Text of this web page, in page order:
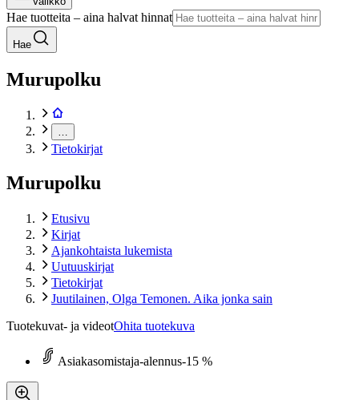
Hae tuotteita – aina halvat hinnat
Hae
Murupolku
Tietokirjat
Murupolku
Etusivu
Kirjat
Ajankohtaista lukemista
Uutuuskirjat
Tietokirjat
Juutilainen, Olga Temonen. Aika jonka sain
Tuotekuvat- ja videotOhita tuotekuva
Asiakasomistaja-alennus-15 %